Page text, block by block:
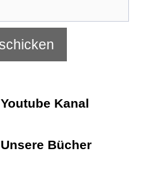
Youtube Kanal
Unsere Bücher